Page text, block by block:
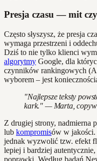
Presja czasu — mit
Często słyszysz, że presja
wymaga przestrzeni i
Dziś to nie tylko klienci
algorytmy Google, dla
czynników rankingowych
wyborem – jest
"Najlepsze teksty
kark." — Marta,
Z drugiej strony, nadmierna
lub kompromisów w jakości.
jednak wyzwolić tzw. efekt
lepiej i bardziej autentycznie,
poprawki. Według badań